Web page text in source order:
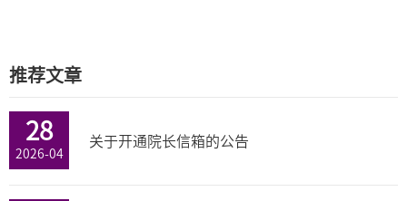
推荐文章
28
2026-04
关于开通院长信箱的公告